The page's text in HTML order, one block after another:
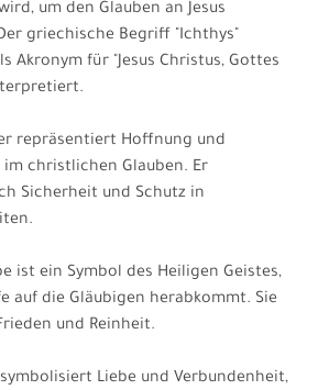
um den Glauben an Jesus
griechische Begriff "Ichthys"
Akronym für "Jesus Christus, Gottes
repräsentiert Hoffnung und
christlichen Glauben. Er
Sicherheit und Schutz in
ist ein Symbol des Heiligen Geistes,
auf die Gläubigen herabkommt. Sie
und Reinheit.
symbolisiert Liebe und Verbundenheit,